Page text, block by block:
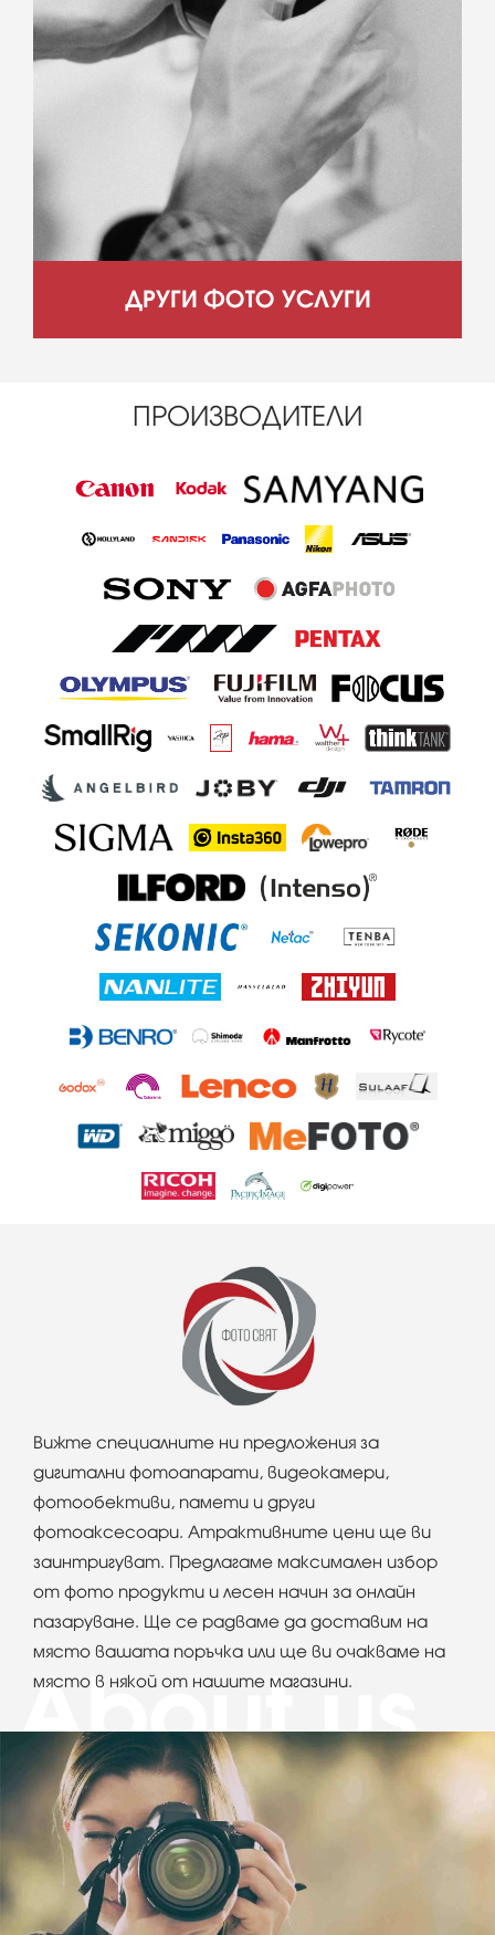
ДРУГИ ФОТО УСЛУГИ
ПРОИЗВОДИТЕЛИ
Вижте специалните ни предложения за
дигитални фотоапарати, видеокамери,
фотообективи, памети и други
фотоаксесоари. Атрактивните цени ще ви
заинтригуват. Предлагаме максимален избор
от фото продукти и лесен начин за онлайн
пазаруване. Ще се радваме да доставим на
място вашата поръчка или ще ви очакваме на
място в някой от нашите магазини.